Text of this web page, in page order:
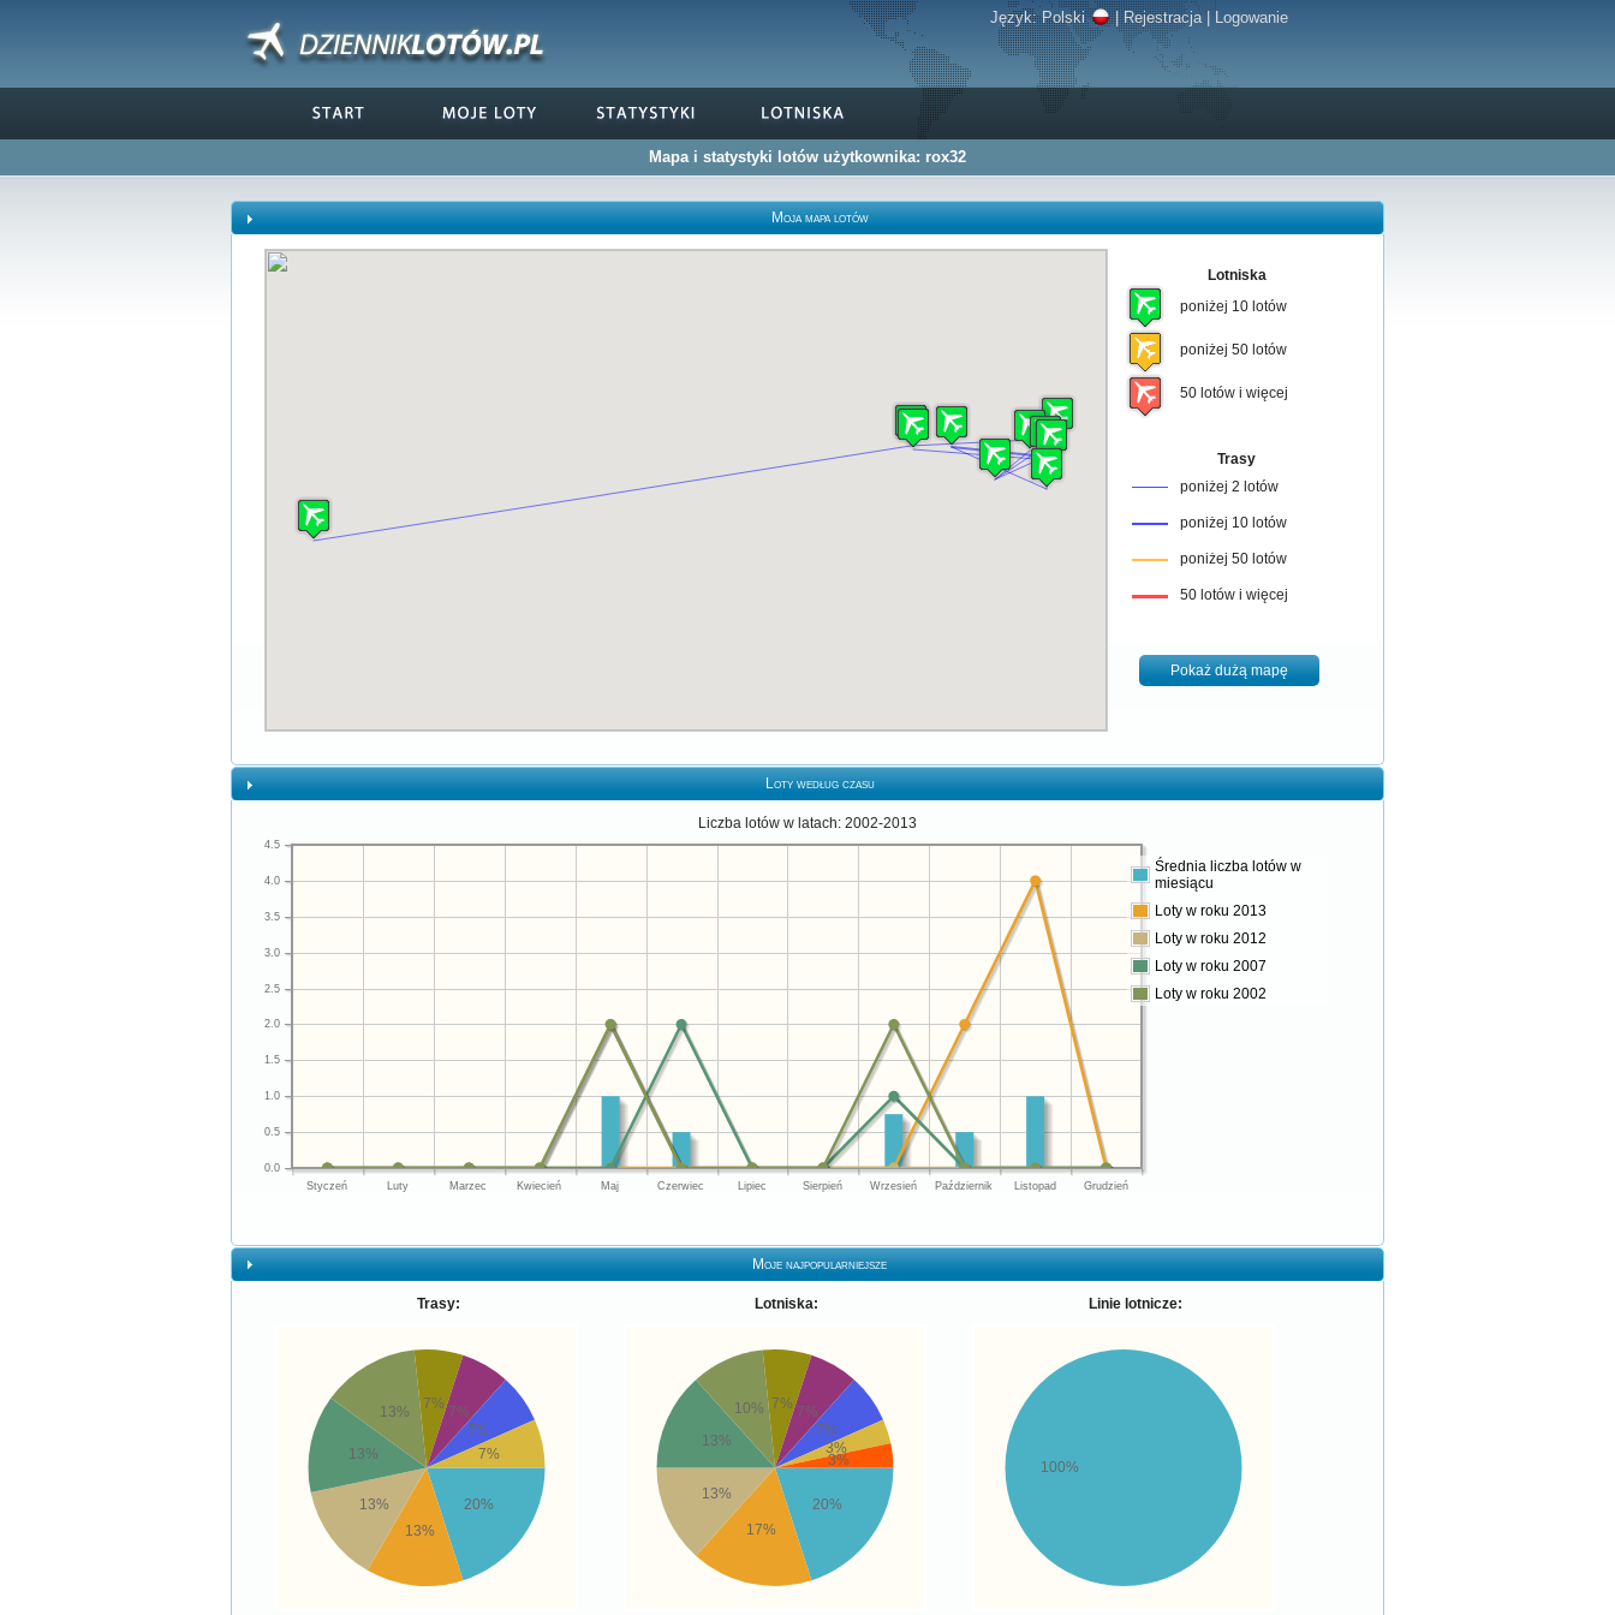
Język:Polski |Rejestracja| Logowanie
Mapa i statystyki lotów użytkownika: rox32
Moja mapa lotów
Lotniska
poniżej 10 lotów
poniżej 50 lotów
50 lotów i więcej
Trasy
poniżej 2 lotów
poniżej 10 lotów
poniżej 50 lotów
50 lotów i więcej
Pokaż dużą mapę
Loty według czasu
Liczba lotów w latach: 2002-2013
Styczeń Luty Marzec Kwiecień Maj Czerwiec Lipiec Sierpień Wrzesień Październik Listopad Grudzień
0.0
0.5
1.0
1.5
2.0
2.5
3.0
3.5
4.0
4.5
Średnia liczba lotów w
miesiącu
Loty w roku 2013
Loty w roku 2012
Loty w roku 2007
Loty w roku 2002
Moje najpopularniejsze
Trasy:
20%
13%
13%
13%
13% 7% 7%
7%
7%
Lotniska:
20%
17%
13%
13%
10% 7% 7%
7%
3%
3%
Linie lotnicze:
100%